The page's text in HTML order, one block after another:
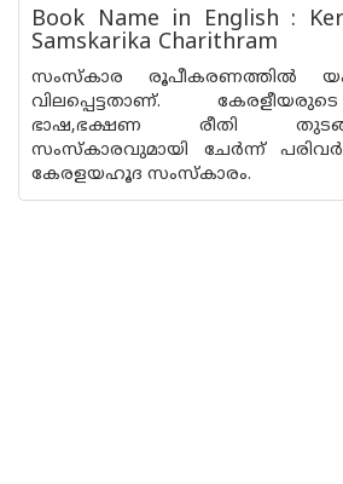
Book Name in English :
Samskarika Charithram
സംസ്കാര രൂപീകരണത്തില്‍
വിലപ്പെട്ടതാണ്.
ഭാഷ,ഭക്ഷണ രീതി
സംസ്കാരവുമായി ചേര്‍ന്ന്
കേരളയഹൂദ സംസ്കാരം.